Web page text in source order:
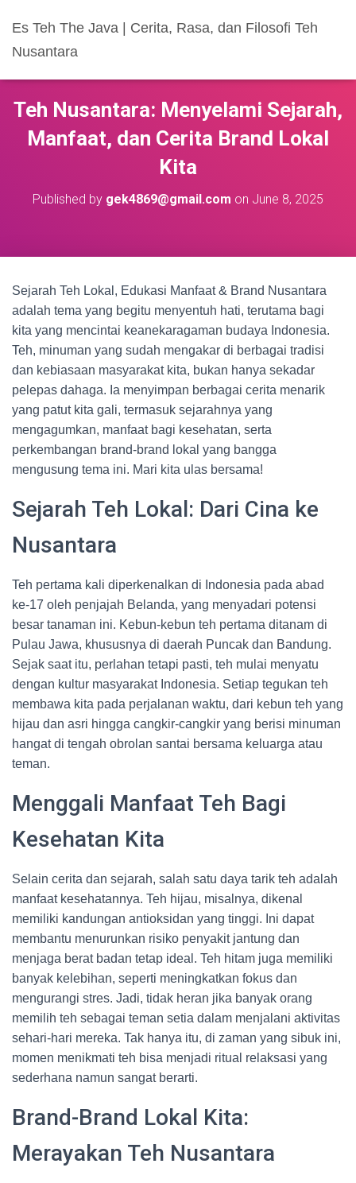
Es Teh The Java | Cerita, Rasa, dan Filosofi Teh
Nusantara
Teh Nusantara: Menyelami Sejarah,
Manfaat, dan Cerita Brand Lokal
Kita
Published by gek4869@gmail.com on June 8, 2025
Sejarah Teh Lokal, Edukasi Manfaat & Brand Nusantara
adalah tema yang begitu menyentuh hati, terutama bagi
kita yang mencintai keanekaragaman budaya Indonesia.
Teh, minuman yang sudah mengakar di berbagai tradisi
dan kebiasaan masyarakat kita, bukan hanya sekadar
pelepas dahaga. Ia menyimpan berbagai cerita menarik
yang patut kita gali, termasuk sejarahnya yang
mengagumkan, manfaat bagi kesehatan, serta
perkembangan brand-brand lokal yang bangga
mengusung tema ini. Mari kita ulas bersama!
Sejarah Teh Lokal: Dari Cina ke
Nusantara
Teh pertama kali diperkenalkan di Indonesia pada abad
ke-17 oleh penjajah Belanda, yang menyadari potensi
besar tanaman ini. Kebun-kebun teh pertama ditanam di
Pulau Jawa, khususnya di daerah Puncak dan Bandung.
Sejak saat itu, perlahan tetapi pasti, teh mulai menyatu
dengan kultur masyarakat Indonesia. Setiap tegukan teh
membawa kita pada perjalanan waktu, dari kebun teh yang
hijau dan asri hingga cangkir-cangkir yang berisi minuman
hangat di tengah obrolan santai bersama keluarga atau
teman.
Menggali Manfaat Teh Bagi
Kesehatan Kita
Selain cerita dan sejarah, salah satu daya tarik teh adalah
manfaat kesehatannya. Teh hijau, misalnya, dikenal
memiliki kandungan antioksidan yang tinggi. Ini dapat
membantu menurunkan risiko penyakit jantung dan
menjaga berat badan tetap ideal. Teh hitam juga memiliki
banyak kelebihan, seperti meningkatkan fokus dan
mengurangi stres. Jadi, tidak heran jika banyak orang
memilih teh sebagai teman setia dalam menjalani aktivitas
sehari-hari mereka. Tak hanya itu, di zaman yang sibuk ini,
momen menikmati teh bisa menjadi ritual relaksasi yang
sederhana namun sangat berarti.
Brand-Brand Lokal Kita:
Merayakan Teh Nusantara